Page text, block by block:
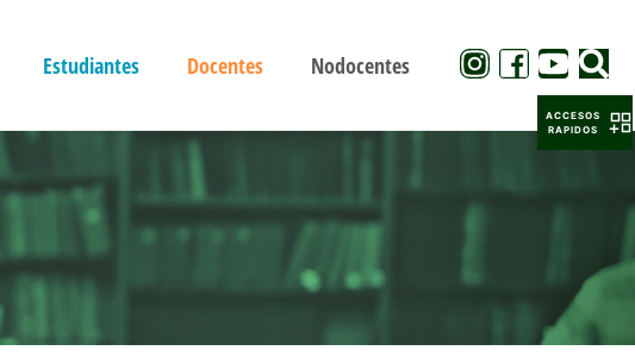
Estudiantes Docentes Nodocentes
ACCESOS
RAPIDOS